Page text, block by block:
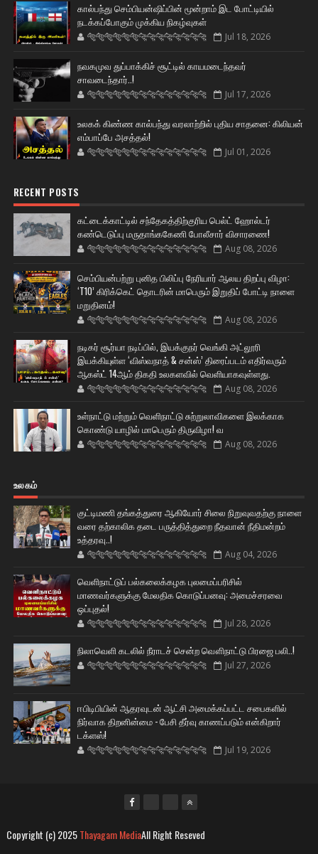
கால்பந்து செம்பியன்ஷிப்பின் மூன்றாம் இட போட்டியில்
நடக்கப்போகும் முக்கிய நிகழ்வுகள்
🐅🐅🐅🐅🐅🐅🐆🐆🐆🐆🐆🐆🐆🐆 Jul 18, 2026
நவகமுவ துப்பாக்கிச் சூட்டில் காயமடைந்தவர்
சாவடைந்தார்..!
🐅🐅🐅🐅🐅🐅🐆🐆🐆🐆🐆🐆🐆🐆 Jul 17, 2026
உலகக் கிண்ண கால்பந்து வரலாற்றில் புதிய சாதனை: கிலியன்
எம்பாப்பே அசத்தல்!
🐅🐅🐅🐅🐅🐅🐆🐆🐆🐆🐆🐆🐆🐆 Jul 01, 2026
RECENT POSTS
கட்டைக்காட்டில் சந்தேகத்திற்குரிய பெல்ட் ஹோல்டர்
கண்டெடுப்பு மருதாங்ககேணி போலீசார் விசாரணை!
🐅🐅🐅🐅🐅🐅🐆🐆🐆🐆🐆🐆🐆🐆 Aug 08, 2026
செம்பியன்பற்று புனித பிலிப்பு நேரியார் ஆலய திறப்பு விழா:
‘T10’ கிரிக்கெட் தொடரின் மாபெரும் இறுதிப் போட்டி நாளை
மறுதினம்!
🐅🐅🐅🐅🐅🐅🐆🐆🐆🐆🐆🐆🐆🐆 Aug 08, 2026
நடிகர் சூர்யா நடிப்பில், இயக்குநர் வெங்கி அட்லூரி
இயக்கியுள்ள ‘விஸ்வநாத் & சன்ஸ்’ திரைப்படம் எதிர்வரும்
ஆகஸ்ட் 14ஆம் திகதி உலகளவில் வெளியாகவுள்ளது.
🐅🐅🐅🐅🐅🐅🐆🐆🐆🐆🐆🐆🐆🐆 Aug 08, 2026
உள்நாட்டு மற்றும் வெளிநாட்டு சுற்றுலாவிகளை இலக்காக
கொண்டு யாழில் மாபெரும் திருவிழா! வ
🐅🐅🐅🐅🐅🐅🐆🐆🐆🐆🐆🐆🐆🐆 Aug 08, 2026
உலகம்
குட்டிமணி தங்கத்துரை ஆகியோர் சிலை நிறுவுவதற்கு நாளை
வரை தற்காலிக தடை பருத்தித்துறை நீதவான் நீதிமன்றம்
உத்தரவு..!
🐅🐅🐅🐅🐅🐅🐆🐆🐆🐆🐆🐆🐆🐆 Aug 04, 2026
வெளிநாட்டுப் பல்கலைக்கழக புலமைப்பரிசில்
மாணவர்களுக்கு மேலதிக கொடுப்பனவு: அமைச்சரவை
ஒப்புதல்!
🐅🐅🐅🐅🐅🐅🐆🐆🐆🐆🐆🐆🐆🐆 Jul 28, 2026
நிலாவெளி கடலில் நீராடச் சென்ற வௌிநாட்டு பிரஜை பலி..!
🐅🐅🐅🐅🐅🐅🐆🐆🐆🐆🐆🐆🐆🐆 Jul 27, 2026
ஈபிடிபியின் ஆதரவுடன் ஆட்சி அமைக்கப்பட்ட சபைகளில்
நிர்வாக திறனின்மை - பேசி தீர்வு காணப்படும் என்கிறார்
டக்ளஸ்!
🐅🐅🐅🐅🐅🐅🐆🐆🐆🐆🐆🐆🐆🐆 Jul 19, 2026
Copyright (c) 2025Thayagam MediaAll Right Reseved